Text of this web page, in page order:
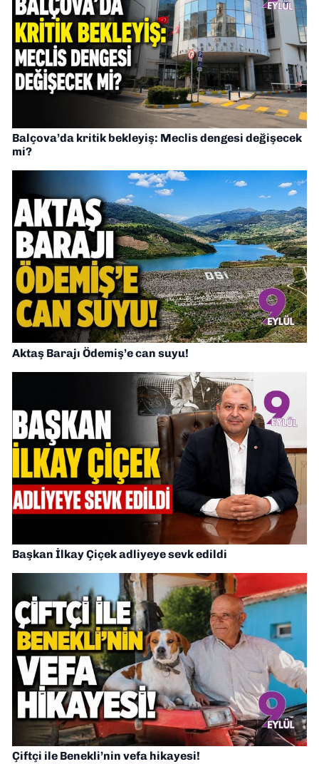
Balçova’da kritik bekleyiş: Meclis dengesi değişecek
mi?
Aktaş Barajı Ödemiş’e can suyu!
Başkan İlkay Çiçek adliyeye sevk edildi
Çiftçi ile Benekli’nin vefa hikayesi!